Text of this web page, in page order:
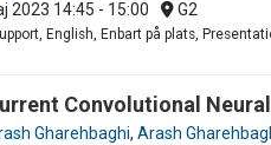
2023 14:45 - 15:00 G2
English, Enbart på plats,
Convolutional
Gharehbaghi, Arash